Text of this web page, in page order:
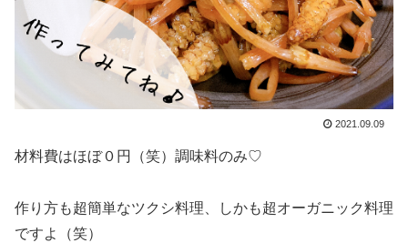
2021.09.09
材料費はほぼ０円（笑）調味料のみ♡
作り方も超簡単なツクシ料理、しかも超オーガニック料理
ですよ（笑）